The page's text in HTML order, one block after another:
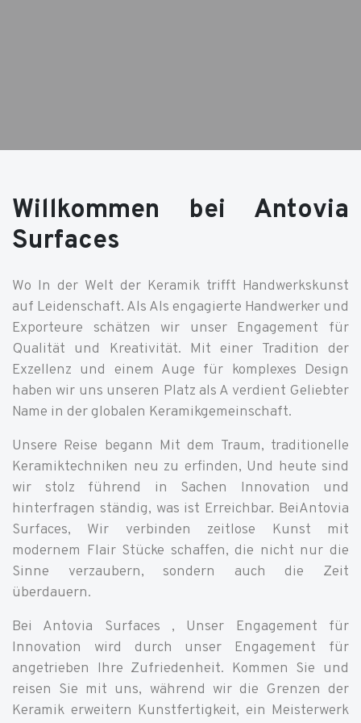
Willkommen bei Antovia
Surfaces
Wo In der Welt der Keramik trifft Handwerkskunst
auf Leidenschaft. Als Als engagierte Handwerker und
Exporteure schätzen wir unser Engagement für
Qualität und Kreativität. Mit einer Tradition der
Exzellenz und einem Auge für komplexes Design
haben wir uns unseren Platz als A verdient Geliebter
Name in der globalen Keramikgemeinschaft.
Unsere Reise begann Mit dem Traum, traditionelle
Keramiktechniken neu zu erfinden, Und heute sind
wir stolz führend in Sachen Innovation und
hinterfragen ständig, was ist Erreichbar. BeiAntovia
Surfaces, Wir verbinden zeitlose Kunst mit
modernem Flair Stücke schaffen, die nicht nur die
Sinne verzaubern, sondern auch die Zeit
überdauern.
Bei Antovia Surfaces , Unser Engagement für
Innovation wird durch unser Engagement für
angetrieben Ihre Zufriedenheit. Kommen Sie und
reisen Sie mit uns, während wir die Grenzen der
Keramik erweitern Kunstfertigkeit, ein Meisterwerk